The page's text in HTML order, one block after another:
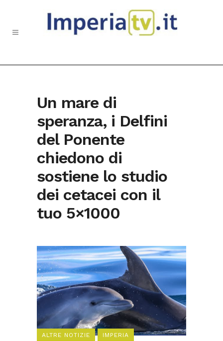
Un mare di
speranza, i Delfini
del Ponente
chiedono di
sostiene lo studio
dei cetacei con il
tuo 5×1000
ALTRE NOTIZIE IMPERIA